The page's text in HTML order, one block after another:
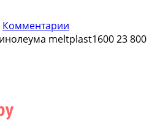
Комментарии
meltplast160023 800